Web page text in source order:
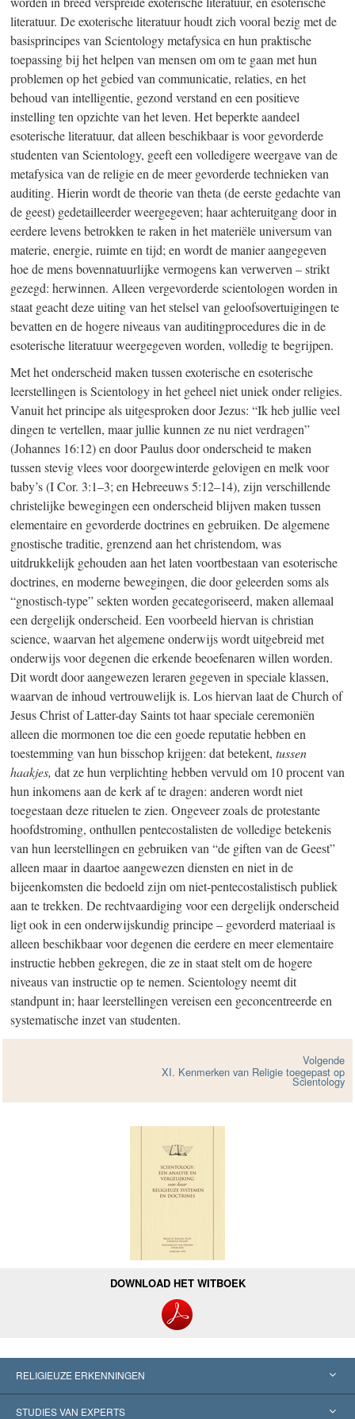
literatuur. De exoterische literatuur houdt zich vooral bezig met de
basisprincipes van Scientology metafysica en hun praktische
toepassing bij het helpen van mensen om om te gaan met hun
problemen op het gebied van communicatie, relaties, en het
behoud van intelligentie, gezond verstand en een positieve
instelling ten opzichte van het leven. Het beperkte aandeel
esoterische literatuur, dat alleen beschikbaar is voor gevorderde
studenten van Scientology, geeft een volledigere weergave van de
metafysica van de religie en de meer gevorderde technieken van
auditing. Hierin wordt de theorie van theta (de eerste gedachte van
de geest) gedetailleerder weergegeven; haar achteruitgang door in
eerdere levens betrokken te raken in het materiële universum van
materie, energie, ruimte en tijd; en wordt de manier aangegeven
hoe de mens bovennatuurlijke vermogens kan verwerven – strikt
gezegd: herwinnen. Alleen vergevorderde scientologen worden in
staat geacht deze uiting van het stelsel van geloofsovertuigingen te
bevatten en de hogere niveaus van auditingprocedures die in de
esoterische literatuur weergegeven worden, volledig te begrijpen.
Met het onderscheid maken tussen exoterische en esoterische
leerstellingen is Scientology in het geheel niet uniek onder religies.
Vanuit het principe als uitgesproken door Jezus: “Ik heb jullie veel
dingen te vertellen, maar jullie kunnen ze nu niet verdragen”
(Johannes 16:12) en door Paulus door onderscheid te maken
tussen stevig vlees voor doorgewinterde gelovigen en melk voor
baby’s (I Cor. 3:1–3; en Hebreeuws 5:12–14), zijn verschillende
christelijke bewegingen een onderscheid blijven maken tussen
elementaire en gevorderde doctrines en gebruiken. De algemene
gnostische traditie, grenzend aan het christendom, was
uitdrukkelijk gehouden aan het laten voortbestaan van esoterische
doctrines, en moderne bewegingen, die door geleerden soms als
“gnostisch-type” sekten worden gecategoriseerd, maken allemaal
een dergelijk onderscheid. Een voorbeeld hiervan is christian
science, waarvan het algemene onderwijs wordt uitgebreid met
onderwijs voor degenen die erkende beoefenaren willen worden.
Dit wordt door aangewezen leraren gegeven in speciale klassen,
waarvan de inhoud vertrouwelijk is. Los hiervan laat de Church of
Jesus Christ of Latter-day Saints tot haar speciale ceremoniën
alleen die mormonen toe die een goede reputatie hebben en
toestemming van hun bisschop krijgen: dat betekent, tussen
haakjes, dat ze hun verplichting hebben vervuld om 10 procent van
hun inkomens aan de kerk af te dragen: anderen wordt niet
toegestaan deze rituelen te zien. Ongeveer zoals de protestante
hoofdstroming, onthullen pentecostalisten de volledige betekenis
van hun leerstellingen en gebruiken van “de giften van de Geest”
alleen maar in daartoe aangewezen diensten en niet in de
bijeenkomsten die bedoeld zijn om niet-pentecostalistisch publiek
aan te trekken. De rechtvaardiging voor een dergelijk onderscheid
ligt ook in een onderwijskundig principe – gevorderd materiaal is
alleen beschikbaar voor degenen die eerdere en meer elementaire
instructie hebben gekregen, die ze in staat stelt om de hogere
niveaus van instructie op te nemen. Scientology neemt dit
standpunt in; haar leerstellingen vereisen een geconcentreerde en
systematische inzet van studenten.
Volgende
XI. Kenmerken van Religie toegepast op
Scientology
DOWNLOAD HET WITBOEK
RELIGIEUZE ERKENNINGEN
Verenigde Staten
STUDIES VAN EXPERTS